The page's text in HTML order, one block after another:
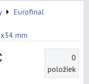
Eurofinal
mm
0
položiek